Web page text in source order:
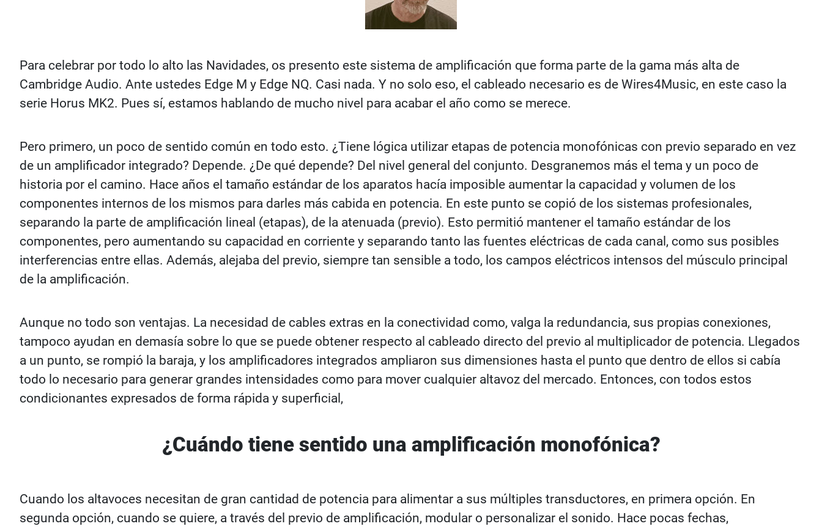
Para celebrar por todo lo alto las Navidades, os presento este sistema de amplificación que forma parte de la gama más alta de
Cambridge Audio. Ante ustedes Edge M y Edge NQ. Casi nada. Y no solo eso, el cableado necesario es de Wires4Music, en este caso la
serie Horus MK2. Pues sí, estamos hablando de mucho nivel para acabar el año como se merece.
Pero primero, un poco de sentido común en todo esto. ¿Tiene lógica utilizar etapas de potencia monofónicas con previo separado en vez
de un amplificador integrado? Depende. ¿De qué depende? Del nivel general del conjunto. Desgranemos más el tema y un poco de
historia por el camino. Hace años el tamaño estándar de los aparatos hacía imposible aumentar la capacidad y volumen de los
componentes internos de los mismos para darles más cabida en potencia. En este punto se copió de los sistemas profesionales,
separando la parte de amplificación lineal (etapas), de la atenuada (previo). Esto permitió mantener el tamaño estándar de los
componentes, pero aumentando su capacidad en corriente y separando tanto las fuentes eléctricas de cada canal, como sus posibles
interferencias entre ellas. Además, alejaba del previo, siempre tan sensible a todo, los campos eléctricos intensos del músculo principal
de la amplificación.
Aunque no todo son ventajas. La necesidad de cables extras en la conectividad como, valga la redundancia, sus propias conexiones,
tampoco ayudan en demasía sobre lo que se puede obtener respecto al cableado directo del previo al multiplicador de potencia. Llegados
a un punto, se rompió la baraja, y los amplificadores integrados ampliaron sus dimensiones hasta el punto que dentro de ellos si cabía
todo lo necesario para generar grandes intensidades como para mover cualquier altavoz del mercado. Entonces, con todos estos
condicionantes expresados de forma rápida y superficial,
¿Cuándo tiene sentido una amplificación monofónica?
Cuando los altavoces necesitan de gran cantidad de potencia para alimentar a sus múltiples transductores, en primera opción. En
segunda opción, cuando se quiere, a través del previo de amplificación, modular o personalizar el sonido. Hace pocas fechas,